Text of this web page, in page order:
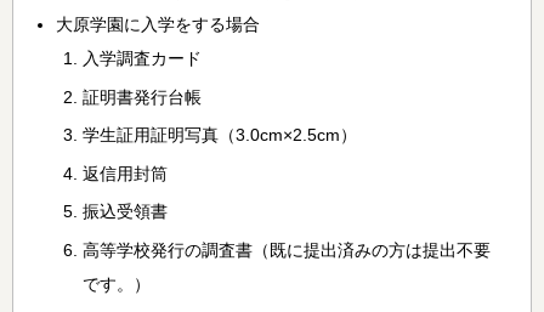
大原学園に入学をする場合
入学調査カード
証明書発行台帳
学生証用証明写真（3.0cm×2.5cm）
返信用封筒
振込受領書
高等学校発行の調査書（既に提出済みの方は提出不要
です。）